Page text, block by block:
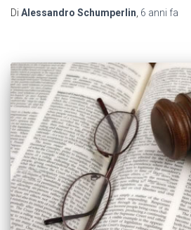
Di Alessandro Schumperlin 6 anni fa